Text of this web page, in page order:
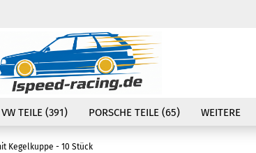
Währung auswählen
VW TEILE (391) PORSCHE TEILE (65) WEITERE
Kegelkuppe - 10 Stück